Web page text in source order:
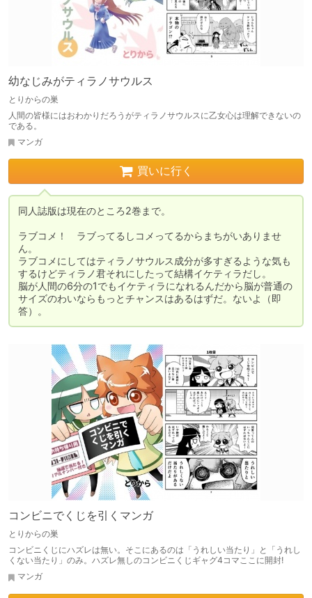
幼なじみがティラノサウルス
とりからの巣
人間の皆様にはおわかりだろうがティラノサウルスに乙女心は理解できないの
である。
マンガ
買いに行く
同人誌版は現在のところ2巻まで。
ラブコメ！　ラブってるしコメってるからまちがいありませ
ん。
ラブコメにしてはティラノサウルス成分が多すぎるような気も
するけどティラノ君それにしたって結構イケティラだし。
脳が人間の6分の1でもイケティラになれるんだから脳が普通の
サイズのわいならもっとチャンスはあるはずだ。ないよ（即
答）。
コンビニでくじを引くマンガ
とりからの巣
コンビニくじにハズレは無い。そこにあるのは「うれしい当たり」と「うれし
くない当たり」のみ。ハズレ無しのコンビニくじギャグ4コマここに開封!
マンガ